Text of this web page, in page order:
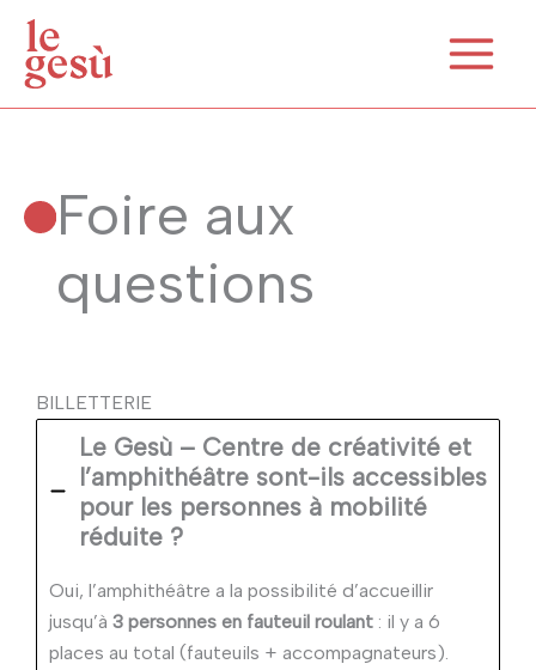
Aller
contenu
Foire aux
questions
BILLETTERIE
Le Gesù – Centre de créativité et
l’amphithéâtre sont-ils accessibles
pour les personnes à mobilité
réduite ?
Oui, l’amphithéâtre a la possibilité d’accueillir
jusqu’à 3 personnes en fauteuil roulant : il y a 6
places au total (fauteuils + accompagnateurs).